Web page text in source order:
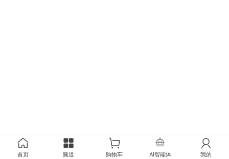
首页 频道 购物车 AI智能体 我的